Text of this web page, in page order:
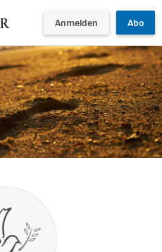
Anmelden Abo